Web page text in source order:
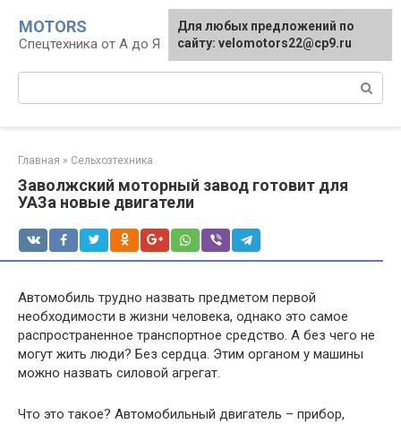
контенту
MOTORS
Спецтехника от А до Я
Главная » Сельхозтехника
Заволжский моторный завод готовит для
УАЗа новые двигатели
Автомобиль трудно назвать предметом первой
необходимости в жизни человека, однако это самое
распространенное транспортное средство. А без чего не
могут жить люди? Без сердца. Этим органом у машины
можно назвать силовой агрегат.
Что это такое? Автомобильный двигатель – прибор,
Для любых предложений по
сайту: velomotors22@cp9.ru